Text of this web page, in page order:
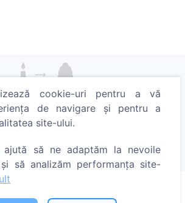
digitală - plantează un copac!
Citește mai mult
1390
cookie-uri pentru a vă
de navigare și pentru a
site-ului.
ajută să ne adaptăm la nevoile
și să analizăm performanța site-